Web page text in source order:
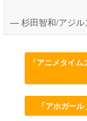
— 杉田智和/アジル
「アニメタイ
「アホガー